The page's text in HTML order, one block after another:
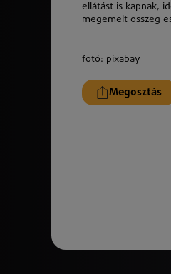
ellátást is kapnak,
megemelt összeg
fotó: pixabay
Megosztás